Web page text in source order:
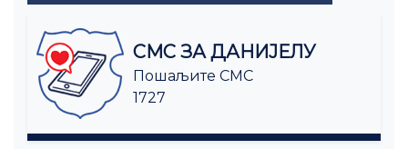
СМС ЗА ДАНИЈЕЛУ
Пошаљите СМС
1727